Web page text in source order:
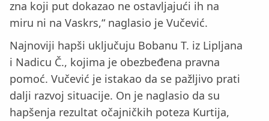
zna koji put dokazao ne ostavljajući ih na
miru ni na Vaskrs,“ naglasio je Vučević.
Najnoviji hapši uključuju Bobanu T. iz Lipljana
i Nadicu Č., kojima je obezbeđena pravna
pomoć. Vučević je istakao da se pažljivo prati
dalji razvoj situacije. On je naglasio da su
hapšenja rezultat očajničkih poteza Kurtija,